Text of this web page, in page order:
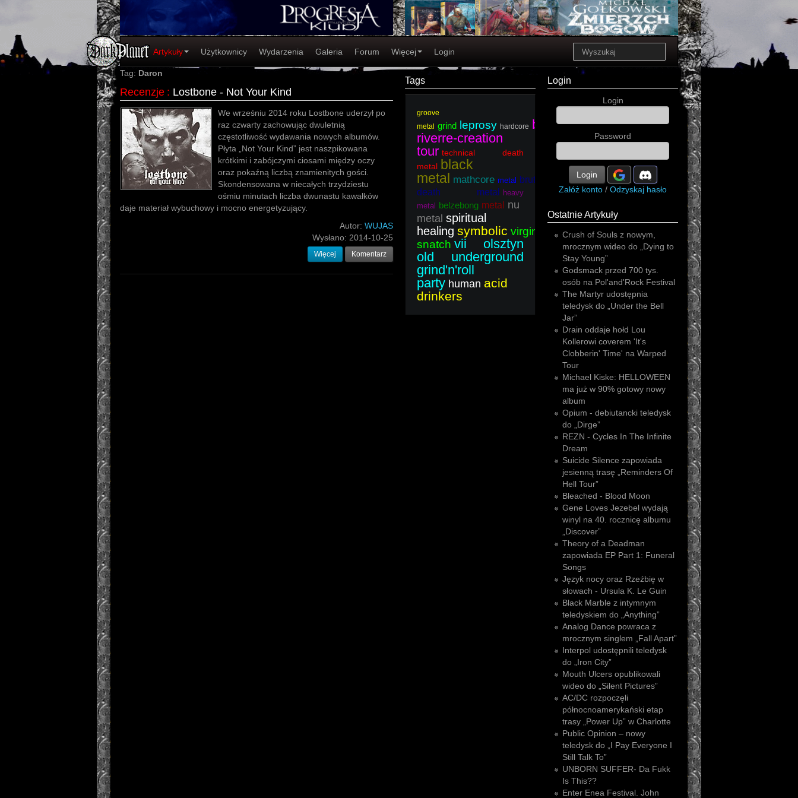
Artykuły Użytkownicy Wydarzenia Galeria Forum Więcej Login
Tag: Daron
Recenzje : Lostbone - Not Your Kind
We wrześniu 2014 roku Lostbone uderzył po
raz czwarty zachowując dwuletnią
częstotliwość wydawania nowych albumów.
Płyta „Not Your Kind” jest naszpikowana
krótkimi i zabójczymi ciosami między oczy
oraz pokaźną liczbą znamienitych gości.
Skondensowana w niecałych trzydziestu
ośmiu minutach liczba dwunastu kawałków
daje materiał wybuchowy i mocno energetyzujący.
Autor: WUJAS
Wysłano: 2014-10-25
Więcej Komentarz
Tags
groove
metal grind leprosy hardcore bourbon
riverre-creation
tour technical death
metal black
metal mathcore metal brutal
death metal
heavy
metal belzebong metal
nu
metal spiritual
healing symbolic virgin
snatch vii olsztyn
old underground
grind'n'roll
party human acid
drinkers
Login
Login
Password
Login
Załóż konto / Odzyskaj hasło
Ostatnie Artykuły
Crush of Souls z nowym,
mrocznym wideo do „Dying to
Stay Young”
Godsmack przed 700 tys.
osób na Pol'and'Rock Festival
The Martyr udostępnia
teledysk do „Under the Bell
Jar”
Drain oddaje hołd Lou
Kollerowi coverem 'It's
Clobberin' Time' na Warped
Tour
Michael Kiske: HELLOWEEN
ma już w 90% gotowy nowy
album
Opium - debiutancki teledysk
do „Dirge”
REZN - Cycles In The Infinite
Dream
Suicide Silence zapowiada
jesienną trasę „Reminders Of
Hell Tour”
Bleached - Blood Moon
Gene Loves Jezebel wydają
winyl na 40. rocznicę albumu
„Discover”
Theory of a Deadman
zapowiada EP Part 1: Funeral
Songs
Język nocy oraz Rzeźbię w
słowach - Ursula K. Le Guin
Black Marble z intymnym
teledyskiem do „Anything”
Analog Dance powraca z
mrocznym singlem „Fall Apart”
Interpol udostępnili teledysk
do „Iron City”
Mouth Ulcers opublikowali
wideo do „Silent Pictures”
AC/DC rozpoczęli
północnoamerykański etap
trasy „Power Up” w Charlotte
Public Opinion – nowy
teledysk do „I Pay Everyone I
Still Talk To”
UNBORN SUFFER- Da Fukk
Is This??
Enter Enea Festival. John